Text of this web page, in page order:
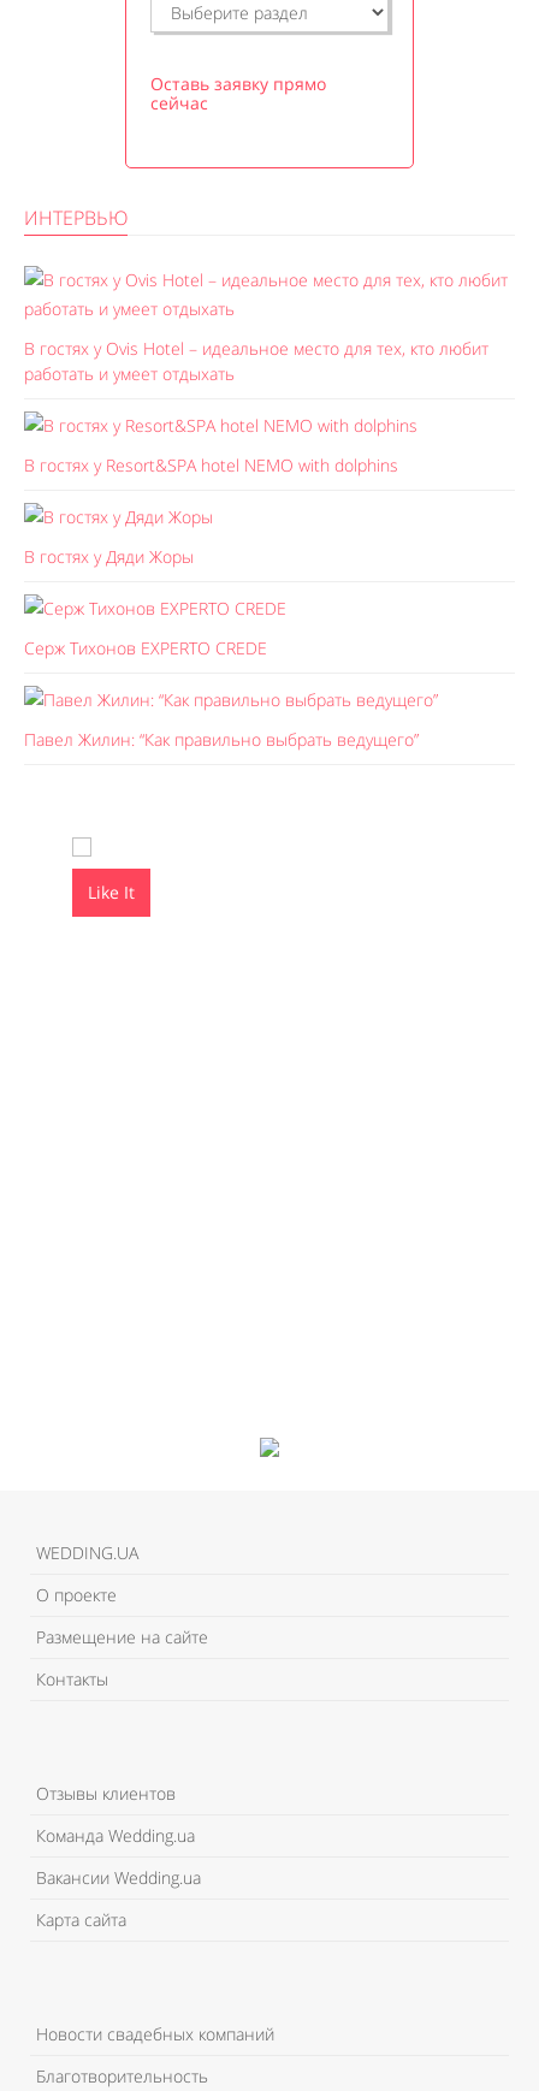
Оставь заявку прямо
сейчас
ИНТЕРВЬЮ
В гостях у Ovis Hotel – идеальное место для тех, кто любит
работать и умеет отдыхать
В гостях у Resort&SPA hotel NEMO with dolphins
В гостях у Дяди Жоры
Серж Тихонов EXPERTO CREDE
Павел Жилин: “Как правильно выбрать ведущего”
Like It
WEDDING.UA
О проекте
Размещение на сайте
Контакты
Отзывы клиентов
Команда Wedding.ua
Вакансии Wedding.ua
Карта сайта
Новости свадебных компаний
Благотворительность